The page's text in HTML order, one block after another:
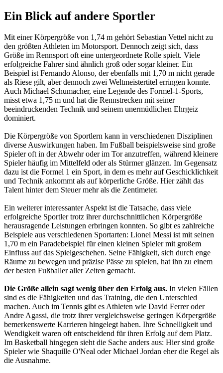
Ein Blick auf andere Sportler
Mit einer Körpergröße von 1,74 m gehört Sebastian Vettel nicht zu
den größten Athleten im Motorsport. Dennoch zeigt sich, dass
Größe im Rennsport oft eine untergeordnete Rolle spielt. Viele
erfolgreiche Fahrer sind ähnlich groß oder sogar kleiner. Ein
Beispiel ist Fernando Alonso, der ebenfalls mit 1,70 m nicht gerade
als Riese gilt, aber dennoch zwei Weltmeistertitel erringen konnte.
Auch Michael Schumacher, eine Legende des Formel-1-Sports,
misst etwa 1,75 m und hat die Rennstrecken mit seiner
beeindruckenden Technik und seinem unermüdlichen Ehrgeiz
dominiert.
Die Körpergröße von Sportlern kann in verschiedenen Disziplinen
diverse Auswirkungen haben. Im Fußball beispielsweise sind große
Spieler oft in der Abwehr oder im Tor anzutreffen, während kleinere
Spieler häufig im Mittelfeld oder als Stürmer glänzen. Im Gegensatz
dazu ist die Formel 1 ein Sport, in dem es mehr auf Geschicklichkeit
und Technik ankommt als auf körperliche Größe. Hier zählt das
Talent hinter dem Steuer mehr als die Zentimeter.
Ein weiterer interessanter Aspekt ist die Tatsache, dass viele
erfolgreiche Sportler trotz ihrer durchschnittlichen Körpergröße
herausragende Leistungen erbringen konnten. So gibt es zahlreiche
Beispiele aus verschiedenen Sportarten: Lionel Messi ist mit seinen
1,70 m ein Paradebeispiel für einen kleinen Spieler mit großem
Einfluss auf das Spielgeschehen. Seine Fähigkeit, sich durch enge
Räume zu bewegen und präzise Pässe zu spielen, hat ihn zu einem
der besten Fußballer aller Zeiten gemacht.
Die Größe allein sagt wenig über den Erfolg aus. In vielen Fällen
sind es die Fähigkeiten und das Training, die den Unterschied
machen. Auch im Tennis gibt es Athleten wie David Ferrer oder
Andre Agassi, die trotz ihrer vergleichsweise geringen Körpergröße
bemerkenswerte Karrieren hingelegt haben. Ihre Schnelligkeit und
Wendigkeit waren oft entscheidend für ihren Erfolg auf dem Platz.
Im Basketball hingegen sieht die Sache anders aus: Hier sind große
Spieler wie Shaquille O'Neal oder Michael Jordan eher die Regel als
die Ausnahme.